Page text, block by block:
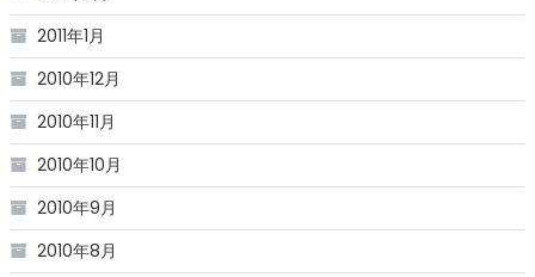
2011年1月
2010年12月
2010年11月
2010年10月
2010年9月
2010年8月